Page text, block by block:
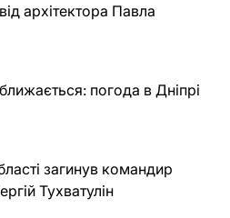
архітектора Павла
погода в Дніпрі
загинув командир
Тухватулін